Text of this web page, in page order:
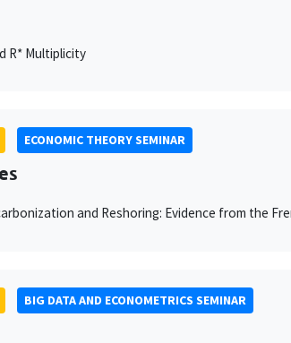
R* Multiplicity
ECONOMIC THEORY SEMINAR
and Reshoring: Evidence from the
BIG DATA AND ECONOMETRICS SEMINAR